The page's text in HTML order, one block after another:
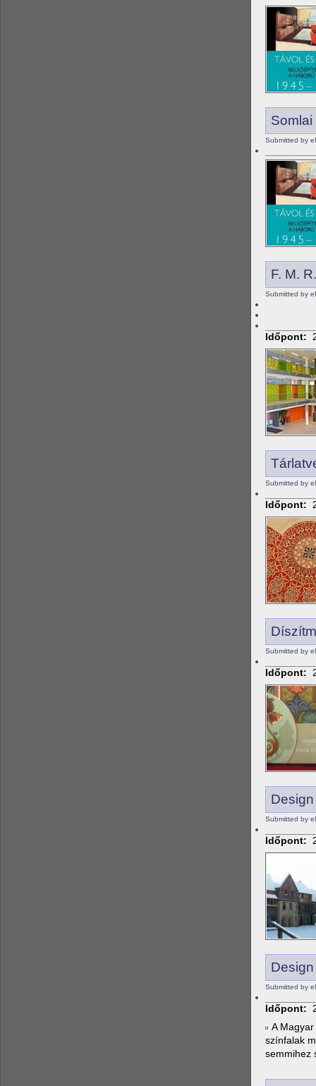
Submitted by
F. M.
Submitted by
Időpont:
Submitted by
Időpont:
Submitted by
Időpont:
Submitted by
Időpont:
Submitted by
Időpont:
A
színfalak
semmihez